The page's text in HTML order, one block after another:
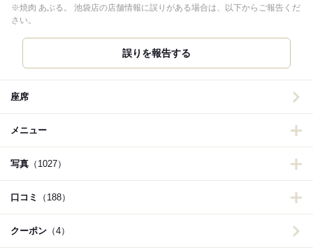
※焼肉 あぶる。 池袋店の店舗情報に誤りがある場合は、以下からご報告くだ
さい。
誤りを報告する
座席
メニュー
写真 （1027）
口コミ （188）
クーポン （4）